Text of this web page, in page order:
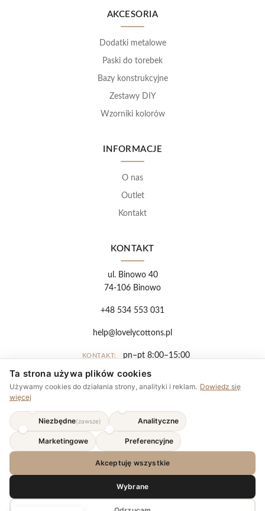
AKCESORIA
Dodatki metalowe
Paski do torebek
Bazy konstrukcyjne
Zestawy DIY
Wzorniki kolorów
INFORMACJE
O nas
Outlet
Kontakt
KONTAKT
ul. Binowo 40
74-106 Binowo
+48 534 553 031
help@lovelycottons.pl
KONTAKT: pn–pt 8:00–15:00
EUR
Regulamin
Polityka prywatności
Płatności
Ta strona używa plików cookies
Używamy cookies do działania strony, analityki i reklam. Dowiedz się
więcej
Niezbędne(zawsze) Analityczne
Marketingowe Preferencyjne
Akceptuję wszystkie
Wybrane